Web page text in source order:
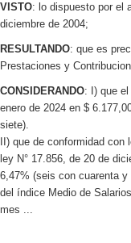
VISTO: lo dispuesto por el
diciembre de 2004;
RESULTANDO: que es
Prestaciones y
CONSIDERANDO: I) que
enero de 2024 en $
siete).
II) que de conformidad
ley N° 17.856, de 20 de
6,47% (seis con cuarenta
del índice Medio de
mes ...